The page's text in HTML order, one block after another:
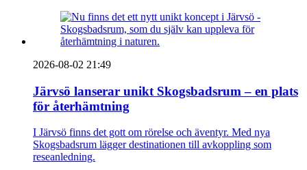
2026-08-02 21:49
Järvsö lanserar unikt Skogsbadsrum – en plats
för återhämtning
I Järvsö finns det gott om rörelse och äventyr. Med nya
Skogsbadsrum lägger destinationen till avkoppling som
reseanledning.